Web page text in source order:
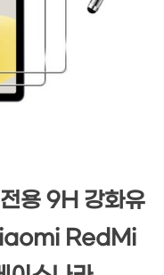
용 9H 강화유
RedMi